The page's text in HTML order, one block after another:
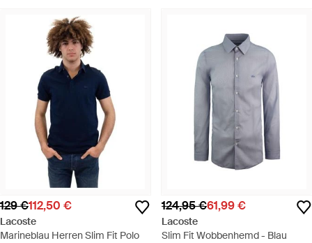
129 €112,50 €
Lacoste
Marineblau Herren Slim Fit Polo
124,95 €61,99 €
Lacoste
Slim Fit Wobbenhemd - Blau